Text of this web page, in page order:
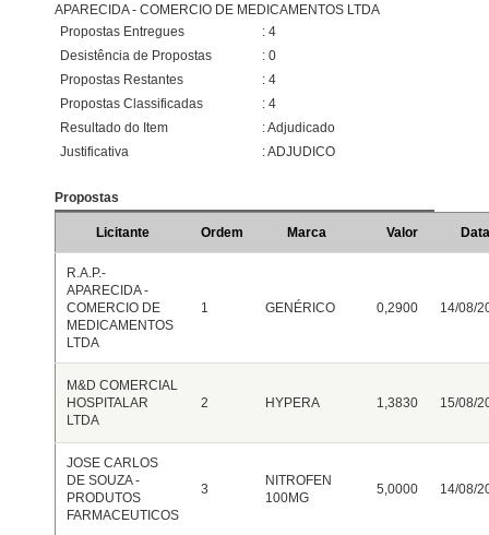
APARECIDA - COMERCIO DE MEDICAMENTOS LTDA
Propostas Entregues
: 4
Desistência de Propostas
: 0
Propostas Restantes
: 4
Propostas Classificadas
: 4
Resultado do Item
: Adjudicado
Justificativa
: ADJUDICO
Propostas
Licitante Ordem Marca Valor
R.A.P.-
APARECIDA -
COMERCIO DE
MEDICAMENTOS
LTDA
1 GENÉRICO 0,2900 14/08/
M&D COMERCIAL
HOSPITALAR
LTDA
2 HYPERA 1,3830 15/08/
JOSE CARLOS
DE SOUZA -
PRODUTOS
FARMACEUTICOS
3
NITROFEN
100MG
5,0000 14/08/